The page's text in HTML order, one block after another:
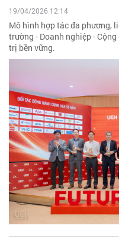
19/04/2026 12:14
Mô hình hợp tác đa phương,
trường - Doanh nghiệp -
trị bền vững.